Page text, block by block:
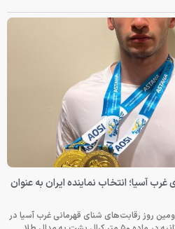
آسیا؛ انتخاب نماینده ایران به عنوان
روز رقابت‌های شنای قهرمانی غرب آسیا در